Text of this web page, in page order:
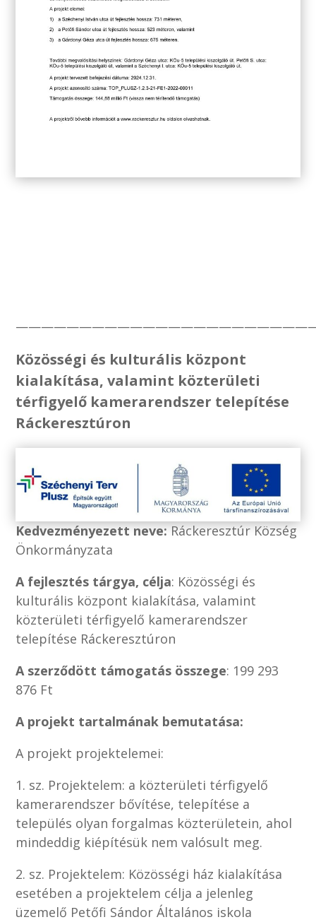
Közösségi és kulturális központ
kialakítása, valamint közterületi
térfigyelő kamerarendszer telepítése
Ráckeresztúron
Kedvezményezett neve:Ráckeresztúr Község
Önkormányzata
A fejlesztés tárgya, célja: Közösségi és
kulturális központ kialakítása, valamint
közterületi térfigyelő kamerarendszer
telepítése Ráckeresztúron
A szerződött támogatás összege: 199 293
876 Ft
A projekt tartalmának bemutatása:
A projekt projektelemei:
1. sz. Projektelem: a közterületi térfigyelő
kamerarendszer bővítése, telepítése a
település olyan forgalmas közterületein, ahol
mindeddig kiépítésük nem valósult meg.
2. sz. Projektelem: Közösségi ház kialakítása
esetében a projektelem célja a jelenleg
üzemelő Petőfi Sándor Általános iskola